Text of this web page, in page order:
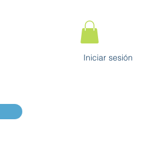
Iniciar sesión